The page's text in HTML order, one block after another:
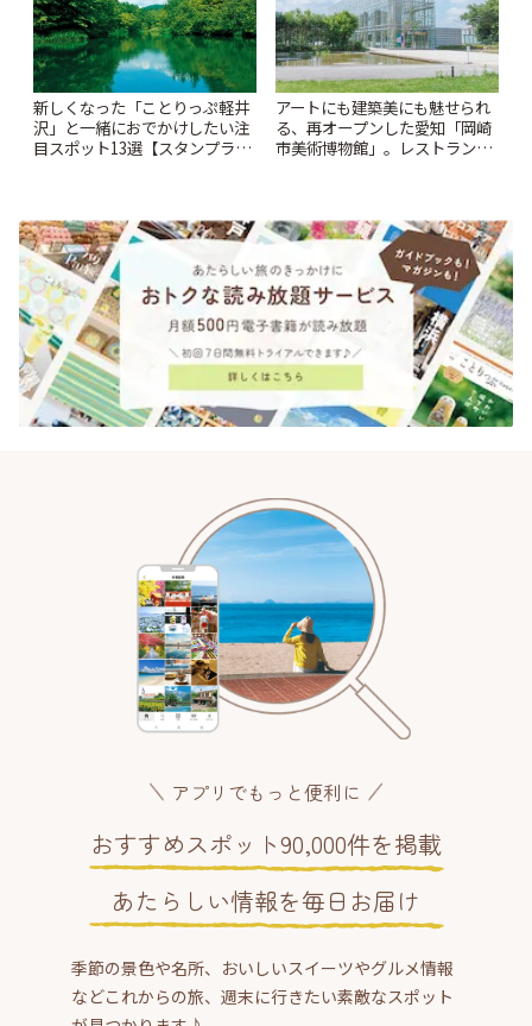
新しくなった「ことりっぷ軽井
沢」と一緒におでかけしたい注
目スポット13選【スタンプラリ
アートにも建築美にも魅せられ
る、再オープンした愛知「岡崎
市美術博物館」。レストランや
アプリでもっと便利に
おすすめスポット90,000件を掲載
あたらしい情報を毎日お届け
季節の景色や名所、おいしいスイーツやグルメ情報
などこれからの旅、週末に行きたい素敵なスポット